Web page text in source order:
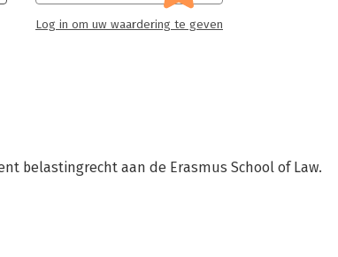
Log in om uw waardering te geven
belastingrecht aan de Erasmus School of Law.